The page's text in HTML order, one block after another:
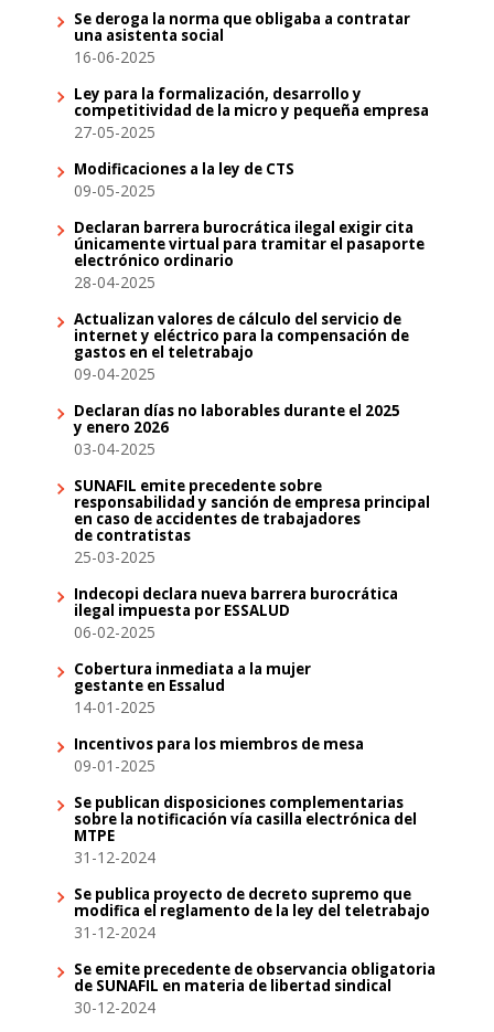
Se deroga la norma que obligaba a contratar
una asistenta social
16-06-2025
Ley para la formalización, desarrollo y
competitividad de la micro y pequeña empresa
27-05-2025
Modificaciones a la ley de CTS
09-05-2025
Declaran barrera burocrática ilegal exigir cita
únicamente virtual para tramitar el pasaporte
electrónico ordinario
28-04-2025
Actualizan valores de cálculo del servicio de
internet y eléctrico para la compensación de
gastos en el teletrabajo
09-04-2025
Declaran días no laborables durante el 2025
y enero 2026
03-04-2025
SUNAFIL emite precedente sobre
responsabilidad y sanción de empresa principal
en caso de accidentes de trabajadores
de contratistas
25-03-2025
Indecopi declara nueva barrera burocrática
ilegal impuesta por ESSALUD
06-02-2025
Cobertura inmediata a la mujer
gestante en Essalud
14-01-2025
Incentivos para los miembros de mesa
09-01-2025
Se publican disposiciones complementarias
sobre la notificación vía casilla electrónica del
MTPE
31-12-2024
Se publica proyecto de decreto supremo que
modifica el reglamento de la ley del teletrabajo
31-12-2024
Se emite precedente de observancia obligatoria
de SUNAFIL en materia de libertad sindical
30-12-2024